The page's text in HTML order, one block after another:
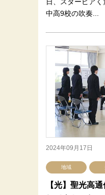
中高9校の吹奏...
2024年09月17日
地域
【光】聖光高